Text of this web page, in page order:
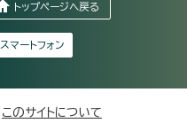
トップページへ戻る
スマートフォン
このサイトについて